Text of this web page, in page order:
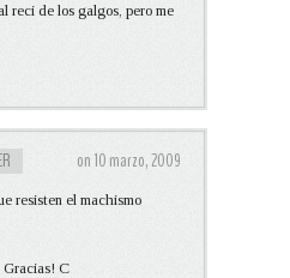
reci de los galgos, pero me
on 10 marzo, 2009
resisten el machismo
Gracias! C